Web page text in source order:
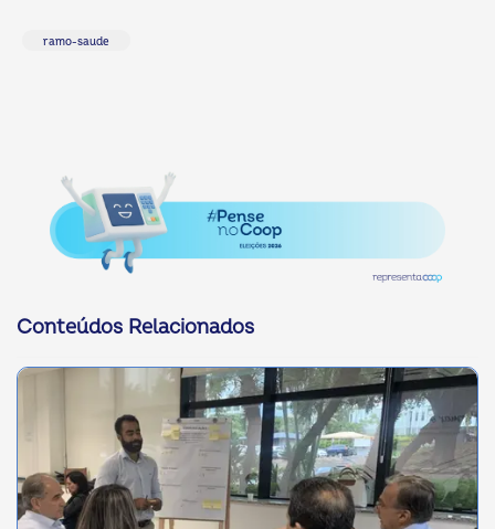
ramo-saude
Conteúdos Relacionados